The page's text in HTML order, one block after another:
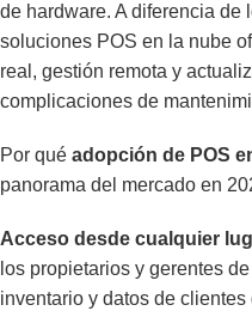
de hardware. A diferencia de
soluciones POS en la nube
real, gestión remota y
complicaciones de
Por qué adopción de POS
panorama del mercado en
Acceso desde cualquier
los propietarios y gerentes
inventario y datos de